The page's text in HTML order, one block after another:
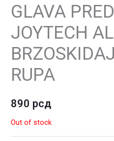
GLAVA
JOYTECH
RUPA
890 рсд
Out of stock